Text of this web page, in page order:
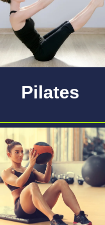
Pilates